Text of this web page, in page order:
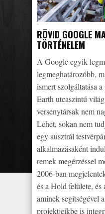
RÖVID GOOGLE
TÖRTÉNELEM
A Google egyik
legmeghatározóbb,
ismert szolgáltatása a
Earth utcaszintű
versenytársak nem
Lehet, sokan nem
egy ausztrál
alkalmazásaként
remek megérzéssel
2006-ban
és a Hold felülete,
aminek segítségével
projektjeikbe is